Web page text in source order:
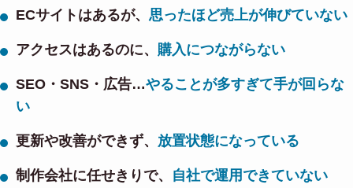
ECサイトはあるが、 思ったほど売上が伸びていない
アクセスはあるのに、 購入につながらない
SEO・SNS・広告…やることが多すぎて手が回らな
い
更新や改善ができず、 放置状態になっている
制作会社に任せきりで、 自社で運用できていない